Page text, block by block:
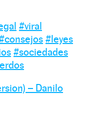
#viral
#leyes
#sociedades
– Danilo